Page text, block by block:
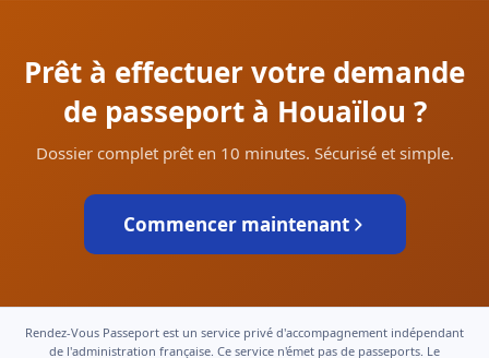
Prêt à effectuer votre demande
de passeport à Houaïlou ?
Dossier complet prêt en 10 minutes. Sécurisé et simple.
Commencer maintenant
Rendez-Vous Passeport est un service privé d'accompagnement indépendant
de l'administration française. Ce service n'émet pas de passeports. Le